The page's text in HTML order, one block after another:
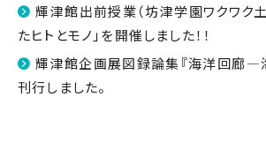
輝津館出前授業（坊津学園ワクワク
たヒトとモノ」を開催しました！！
輝津館企画展図録論集『海洋回廊
刊行しました。